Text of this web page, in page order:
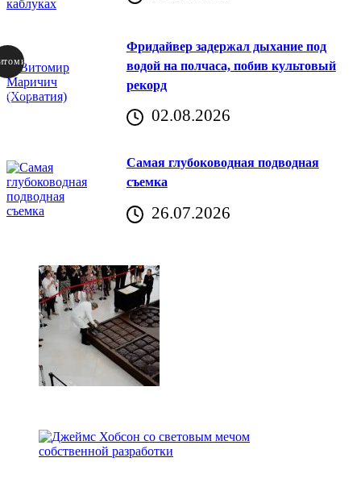
Фридайвер задержал дыхание под
водой на полчаса, побив культовый
рекорд
02.08.2026
Самая глубоководная подводная
съемка
26.07.2026